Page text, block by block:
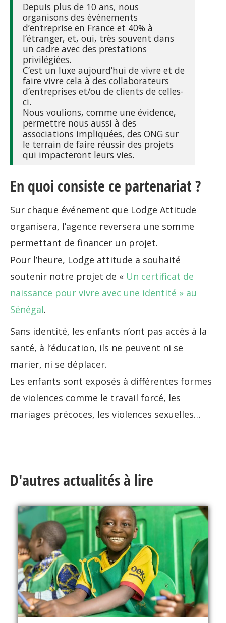
Depuis plus de 10 ans, nous
organisons des événements
d’entreprise en France et 40% à
l’étranger, et, oui, très souvent dans
un cadre avec des prestations
privilégiées.
C’est un luxe aujourd’hui de vivre et de
faire vivre cela à des collaborateurs
d’entreprises et/ou de clients de celles-
ci.
Nous voulions, comme une évidence,
permettre nous aussi à des
associations impliquées, des ONG sur
le terrain de faire réussir des projets
qui impacteront leurs vies.
En quoi consiste ce partenariat ?
Sur chaque événement que Lodge Attitude
organisera, l’agence reversera une somme
permettant de financer un projet.
Pour l’heure, Lodge attitude a souhaité
soutenir notre projet de « Un certificat de
naissance pour vivre avec une identité » au
Sénégal.
Sans identité, les enfants n’ont pas accès à la
santé, à l’éducation, ils ne peuvent ni se
marier, ni se déplacer.
Les enfants sont exposés à différentes formes
de violences comme le travail forcé, les
mariages précoces, les violences sexuelles…
D'autres actualités à lire